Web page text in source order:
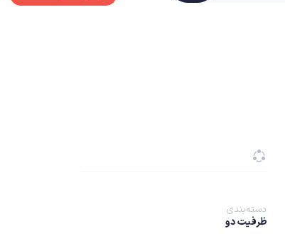
دسته‌بندی
ظرفیت دو